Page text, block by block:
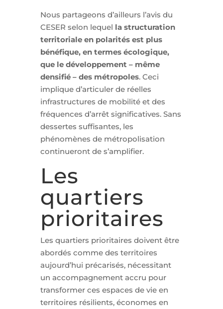
Nous partageons d’ailleurs l’avis du
CESER selon lequel la structuration
territoriale en polarités est plus
bénéfique, en termes écologique,
que le développement – même
densifié – des métropoles. Ceci
implique d’articuler de réelles
infrastructures de mobilité et des
fréquences d’arrêt significatives. Sans
dessertes suffisantes, les
phénomènes de métropolisation
continueront de s’amplifier.
Les
quartiers
prioritaires
Les quartiers prioritaires doivent être
abordés comme des territoires
aujourd’hui précarisés, nécessitant
un accompagnement accru pour
transformer ces espaces de vie en
territoires résilients, économes en